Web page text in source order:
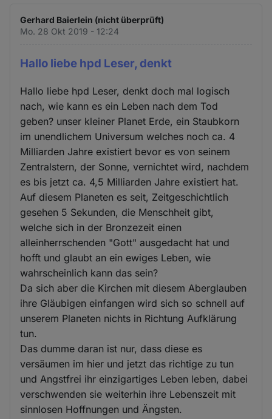
Gerhard Baierlein (nicht überprüft)
Mo. 28 Okt 2019 - 12:24
Hallo liebe hpd Leser, denkt
Hallo liebe hpd Leser, denkt doch mal logisch
nach, wie kann es ein Leben nach dem Tod
geben? unser kleiner Planet Erde, ein Staubkorn
im unendlichem Universum welches noch ca. 4
Milliarden Jahre existiert bevor es von seinem
Zentralstern, der Sonne, vernichtet wird, nachdem
es bis jetzt ca. 4,5 Milliarden Jahre existiert hat.
Auf diesem Planeten es seit, Zeitgeschichtlich
gesehen 5 Sekunden, die Menschheit gibt,
welche sich in der Bronzezeit einen
alleinherrschenden "Gott" ausgedacht hat und
hofft und glaubt an ein ewiges Leben, wie
wahrscheinlich kann das sein?
Da sich aber die Kirchen mit diesem Aberglauben
ihre Gläubigen einfangen wird sich so schnell auf
unserem Planeten nichts in Richtung Aufklärung
tun.
Das dumme daran ist nur, dass diese es
versäumen im hier und jetzt das richtige zu tun
und Angstfrei ihr einzigartiges Leben leben, dabei
verschwenden sie weiterhin ihre Lebenszeit mit
sinnlosen Hoffnungen und Ängsten.